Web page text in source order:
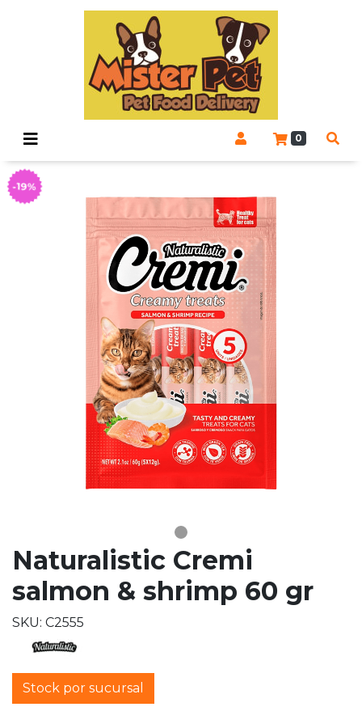
0
-19%
Naturalistic Cremi
salmon & shrimp 60 gr
SKU: C2555
Stock por sucursal